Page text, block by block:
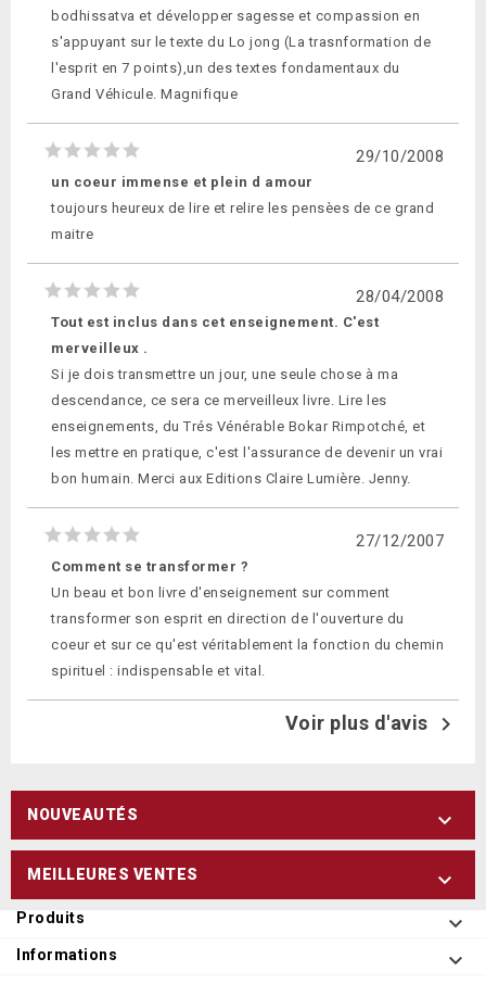
bodhissatva et développer sagesse et compassion en
s'appuyant sur le texte du Lo jong (La trasnformation de
l'esprit en 7 points),un des textes fondamentaux du
Grand Véhicule. Magnifique
29/10/2008
un coeur immense et plein d amour
toujours heureux de lire et relire les pensèes de ce grand
maitre
28/04/2008
Tout est inclus dans cet enseignement. C'est
merveilleux .
Si je dois transmettre un jour, une seule chose à ma
descendance, ce sera ce merveilleux livre. Lire les
enseignements, du Trés Vénérable Bokar Rimpotché, et
les mettre en pratique, c'est l'assurance de devenir un vrai
bon humain. Merci aux Editions Claire Lumière. Jenny.
27/12/2007
Comment se transformer ?
Un beau et bon livre d'enseignement sur comment
transformer son esprit en direction de l'ouverture du
coeur et sur ce qu'est véritablement la fonction du chemin
spirituel : indispensable et vital.
Voir plus d'avis 
NOUVEAUTÉS 
MEILLEURES VENTES 
Produits 
Informations 